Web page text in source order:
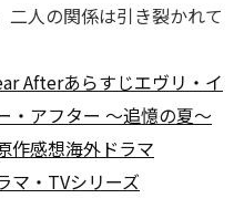
二人の関係は引き裂かれて
Afterあらすじエヴリ・イ
・アフター ～追憶の夏～
作感想海外ドラマ
マ・TVシリーズ